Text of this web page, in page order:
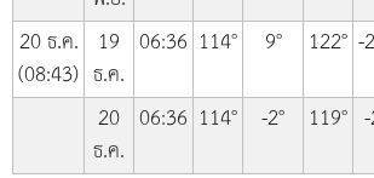
20 ธ.ค.
(08:43)
19
ธ.ค.
06:36 114° 9° 122° -
20
ธ.ค.
06:36 114° -2° 119°